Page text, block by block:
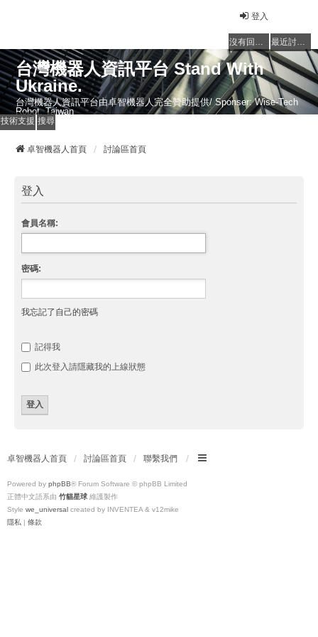
登入
沒有回覆的主題 最近討論的主題
台灣機器人資訊平台 Stand With
Ukraine.
台灣機器人資訊平台由卓智機器人完全贊助提供/ Sponser: Wise-Tech
Robot, Taiwan
技術支援 搜尋
卓智機器人首頁 討論區首頁
登入
會員名稱:
密碼:
我忘記了自己的密碼
記得我
此次登入請隱藏我的上線狀態
卓智機器人首頁 討論區首頁 聯繫我們
Powered by phpBB® Forum Software © phpBB Limited
正體中文語系由 竹貓星球 維護製作
Style we_universal created by INVENTEA & v12mike
隱私 | 條款